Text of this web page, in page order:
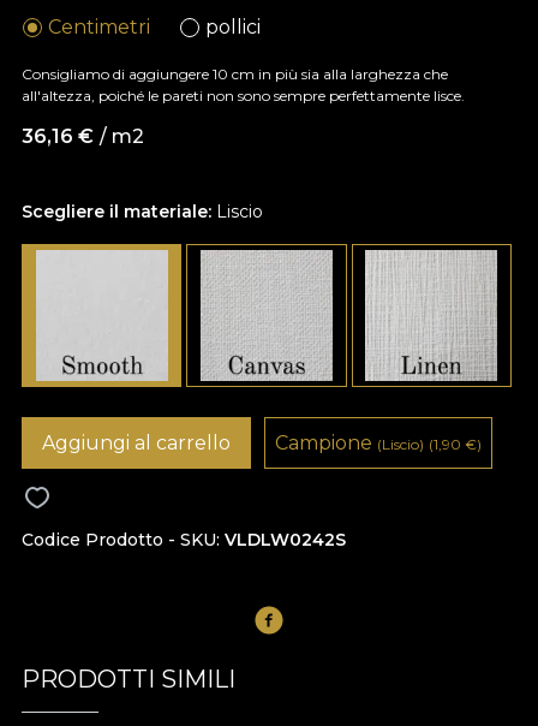
Scegliere il materiale: Liscio
Centimetri pollici
Consigliamo di aggiungere 10 cm in più sia alla larghezza che
all'altezza, poiché le pareti non sono sempre perfettamente lisce.
36,16 € / m2
Codice Prodotto - SKU VLDLW0242S
Aggiungi al carrello Campione (Liscio) (1,90 €)
PRODOTTI SIMILI